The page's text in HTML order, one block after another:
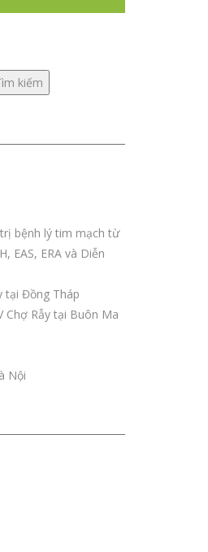
kiếm
bệnh lý tim mạch từ
EAS, ERA và Diễn
tại Đồng Tháp
Chợ Rẫy tại Buôn Ma
Nội